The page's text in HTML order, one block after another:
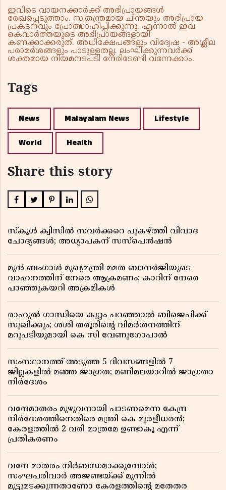
ഇവിടെ വായനക്കാർക്ക് അഭിപ്രായങ്ങൾ
രേഖപ്പെടുത്താം. സ്വതന്ത്രമായ ചിന്തയും അഭിപ്രായ
പ്രകടനവും പ്രോത്സാഹിപ്പിക്കുന്നു. എന്നാൽ ഇവ
കെവാർത്തയുടെ അഭിപ്രായങ്ങളായി
കണക്കാക്കരുത്. അധിക്ഷേപങ്ങളും വിദ്വേഷ - അശ്ലീല
പരാമർശങ്ങളും പാടുള്ളതല്ല. ലംഘിക്കുന്നവർക്ക്
ശക്തമായ നിയമനടപടി നേരിടേണ്ടി വന്നേക്കാം.
Tags
News Malayalam News Lifestyle
World Health
Share this story
സ്കൂൾ ക്വിസിൽ സവർക്കറെ പുകഴ്ത്തി വിവാദ
ചോദ്യങ്ങൾ; അധ്യാപകന് സസ്പെൻഷൻ
മുൻ ബംഗാൾ മുഖ്യമന്ത്രി മമത ബാനർജിയുടെ
വാഹനത്തിന് നേരെ ആക്രമണം; കാറിന് നേരെ
പാഞ്ഞുകയറി അക്രമികൾ
രാഹുൽ ഗാന്ധിയെ കുറ്റം പറഞ്ഞാൽ ബിജെപിക്ക്
സുഖിക്കും; ശശി തരൂരിന്റെ വിമർശനത്തിന്
മറുപടിയുമായി കെ സി വേണുഗോപാൽ
സംസ്ഥാനത്ത് അടുത്ത 5 ദിവസങ്ങളിൽ 7
ജില്ലകളിൽ മഞ്ഞ ജാഗ്രത; മണിമലയാറിൽ ജാഗ്രതാ
നിർദേശം
വന്ദേമാതരം മുഴുവനായി പാടണമെന്ന കേന്ദ്ര
നിർദേശത്തിനെതിരെ മന്ത്രി കെ മുരളീധരൻ;
കേരളത്തിൽ 2 വരി മാത്രമേ ഉണ്ടാകൂ എന്ന്
പ്രതികരണം
വന്ദേ മാതരം നിർബന്ധമാക്കുമ്പോൾ;
സംഘപരിവാർ അജണ്ടയ്ക്ക് മുന്നിൽ
മുട്ടുമടക്കുന്നതാണോ കേരളത്തിന്റെ മതേതര